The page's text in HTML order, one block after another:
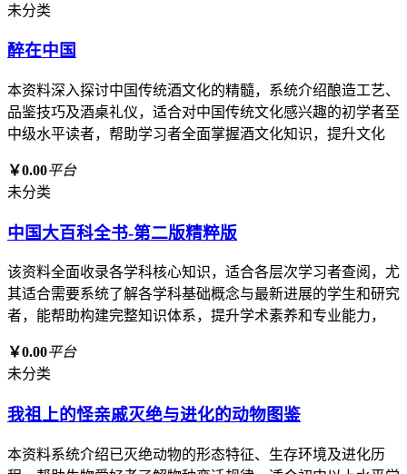
未分类
醉在中国
本资料深入探讨中国传统酒文化的精髓，系统介绍酿造工艺、
品鉴技巧及酒桌礼仪，适合对中国传统文化感兴趣的初学者至
中级水平读者，帮助学习者全面掌握酒文化知识，提升文化
￥0.00平台
未分类
中国大百科全书-第二版精粹版
该资料全面收录各学科核心知识，适合各层次学习者查阅，尤
其适合需要系统了解各学科基础概念与最新进展的学生和研究
者，能帮助构建完整知识体系，提升学术素养和专业能力，
￥0.00平台
未分类
我祖上的怪亲戚灭绝与进化的动物图鉴
本资料系统介绍已灭绝动物的形态特征、生存环境及进化历